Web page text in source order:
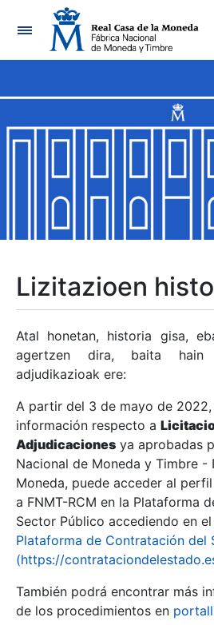
Nabigazioa
Erakutsi/Ezkutatu
Erakutsi/Ezkutatu
Erakutsi/Ezkutatu
Erakutsi/Ezkutatu
Erakutsi/Ezkutatu
Erakutsi/Ezkutatu
Erakutsi/Ezkutatu
Lizitazioen
Atal honetan, historia gisa,
agertzen dira, baita
adjudikazioak ere:
A partir del 3 de mayo de
información respecto a
Adjudicaciones ya aprobadas
Nacional de Moneda y Timbre -
Moneda, puede acceder al
a FNMT-RCM en la Plataforma
Sector Público accediendo en
Plataforma de Contratación del
(https://
También podrá encontrar más
de los procedimientos en